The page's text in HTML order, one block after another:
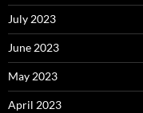
July 2023
June 2023
May 2023
April 2023